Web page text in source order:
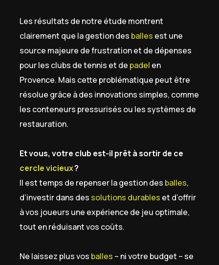
Les résultats de notre étude montrent
clairement que la gestion des balles est une
source majeure de frustration et de dépenses
pour les clubs de tennis et de padel en
Provence. Mais cette problématique peut être
résolue grâce à des innovations simples, comme
les conteneurs pressurisés ou les systèmes de
restauration.
Et vous, votre club est-il prêt à sortir de ce
cercle vicieux?
Il est temps de repenser la gestion des balles,
d’investir dans des solutions durables et d’offrir
à vos joueurs une expérience de jeu optimale,
tout en réduisant vos coûts.
Ne laissez plus vos balles – ni votre budget – se